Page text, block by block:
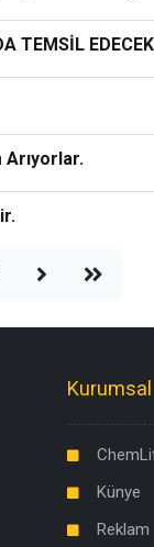
TEMSİL EDECEK
Arıyorlar.
Kurumsal
Künye
Reklam